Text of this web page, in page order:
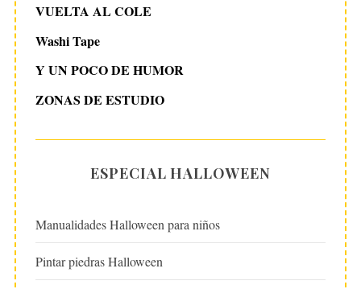
VUELTA AL COLE
Washi Tape
Y UN POCO DE HUMOR
ZONAS DE ESTUDIO
ESPECIAL HALLOWEEN
Manualidades Halloween para niños
Pintar piedras Halloween